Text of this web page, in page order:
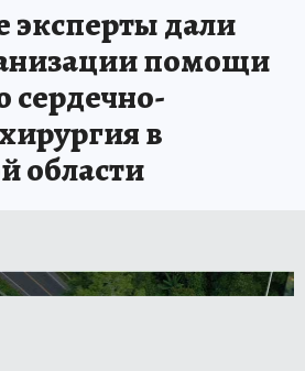
эксперты дали
помощи
в
области